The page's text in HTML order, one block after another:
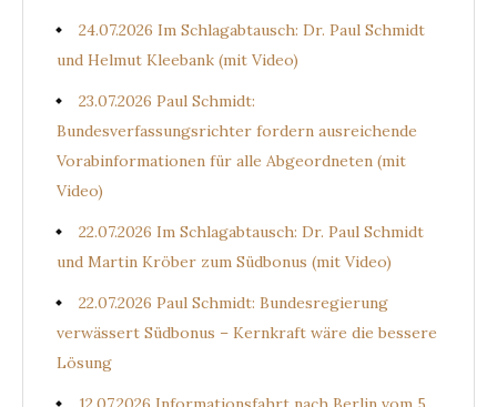
24.07.2026 Im Schlagabtausch: Dr. Paul Schmidt
und Helmut Kleebank (mit Video)
23.07.2026 Paul Schmidt:
Bundesverfassungsrichter fordern ausreichende
Vorabinformationen für alle Abgeordneten (mit
Video)
22.07.2026 Im Schlagabtausch: Dr. Paul Schmidt
und Martin Kröber zum Südbonus (mit Video)
22.07.2026 Paul Schmidt: Bundesregierung
verwässert Südbonus – Kernkraft wäre die bessere
Lösung